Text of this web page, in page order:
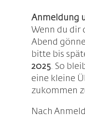
Anmeldung
Wenn du dir
Abend
bitte bis
2025. So
eine kleine
zukommen
Nach